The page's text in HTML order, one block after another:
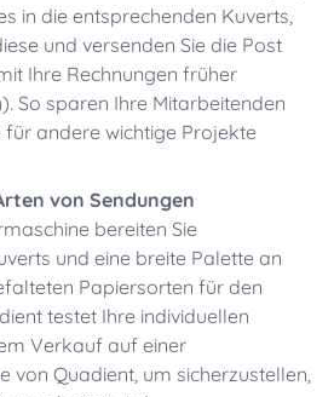
in die entsprechenden Kuverts,
und versenden Sie die Post
Ihre Rechnungen früher
So sparen Ihre Mitarbeitenden
für andere wichtige Projekte
von Sendungen
bereiten Sie
und eine breite Palette an
Papiersorten für den
testet Ihre individuellen
Verkauf auf einer
von Quadient, um sicherzustellen,